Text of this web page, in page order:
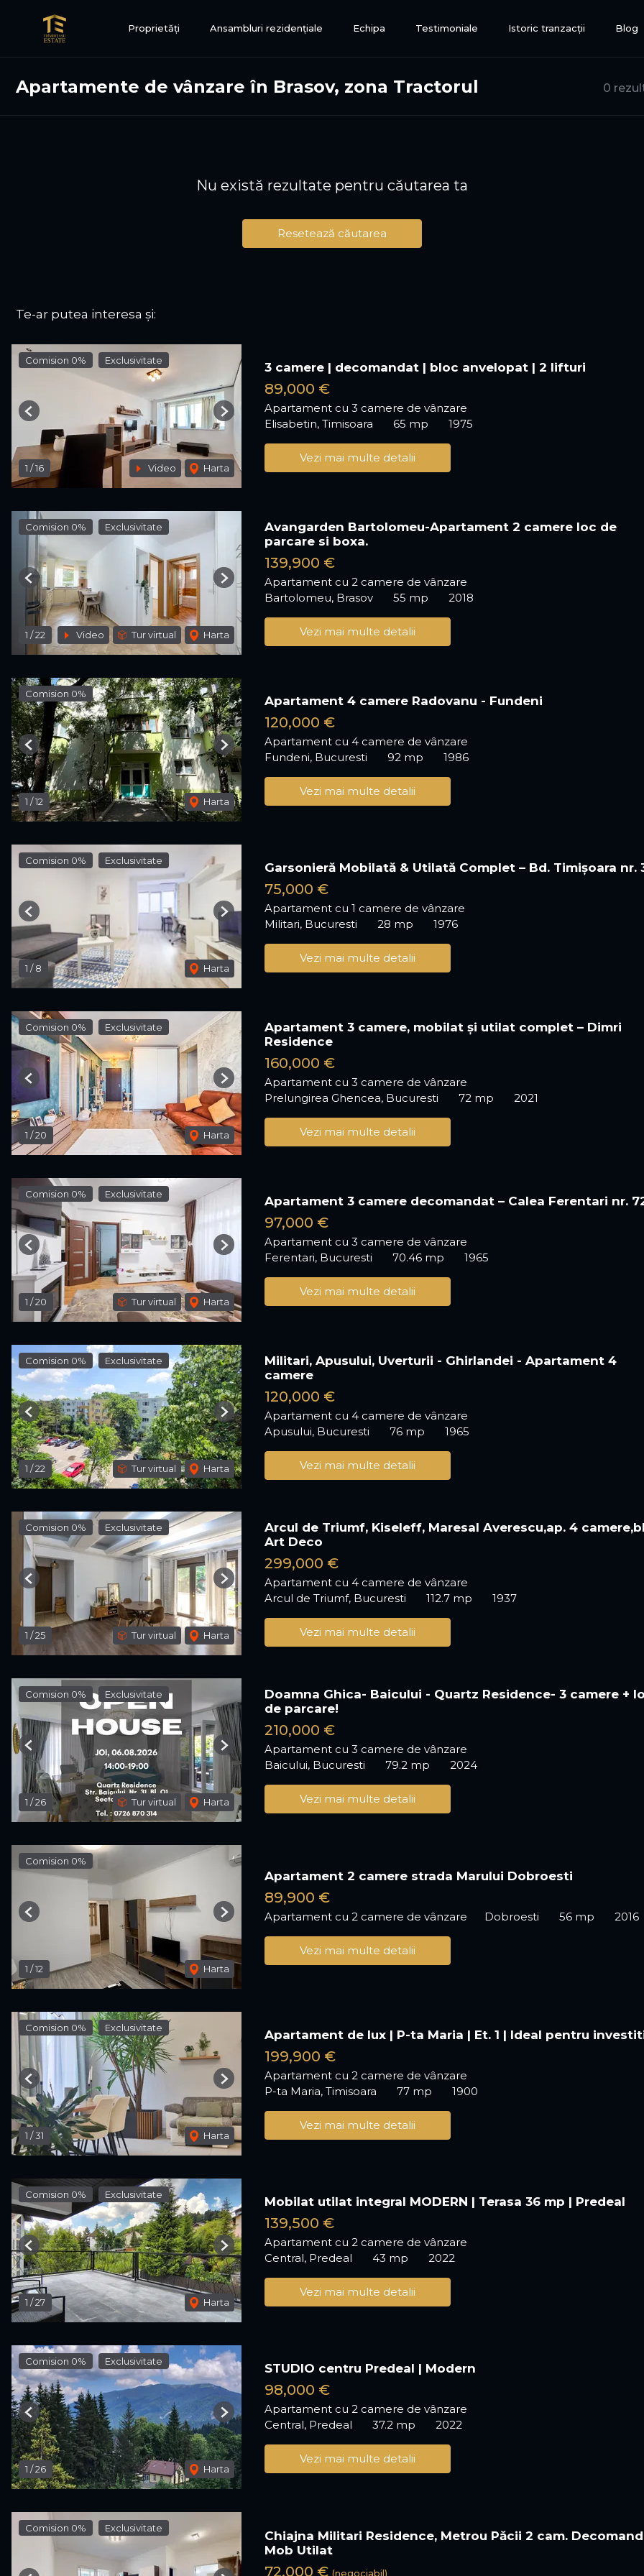
Proprietăți Ansambluri rezidențiale Echipa Testimoniale Istoric tranzacții Blog
0
Apartamente de vânzare în Brasov, zona Tractorul
Nu există rezultate pentru căutarea ta
Resetează căutarea
Te-ar putea interesa și:
Comision 0% Exclusivitate
1 /16 Video Harta
Previous Next
3 camere | decomandat | bloc anvelopat | 2 lifturi
89,000 €
Apartament cu 3 camere de vânzare
Elisabetin, Timisoara
65 mp 1975
Vezi mai multe detalii
Comision 0% Exclusivitate
1 /22 Video Tur virtual Harta
Previous Next
Avangarden Bartolomeu-Apartament 2 camere loc de
parcare si boxa.
139,900 €
Apartament cu 2 camere de vânzare
Bartolomeu, Brasov
55 mp 2018
Vezi mai multe detalii
Comision 0%
1 /12 Harta
Previous Next
Apartament 4 camere Radovanu - Fundeni
120,000 €
Apartament cu 4 camere de vânzare
Fundeni, Bucuresti
92 mp 1986
Vezi mai multe detalii
Comision 0% Exclusivitate
1 /8 Harta
Previous Next
Garsonieră Mobilată & Utilată Complet – Bd. Timișoara nr.
75,000 €
Apartament cu 1 camere de vânzare
Militari, Bucuresti
28 mp 1976
Vezi mai multe detalii
Comision 0% Exclusivitate
1 /20 Harta
Previous Next
Apartament 3 camere, mobilat și utilat complet – Dimri
Residence
160,000 €
Apartament cu 3 camere de vânzare
Prelungirea Ghencea, Bucuresti
72 mp 2021
Vezi mai multe detalii
Comision 0% Exclusivitate
1 /20 Tur virtual Harta
Previous Next
Apartament 3 camere decomandat – Calea Ferentari nr.
97,000 €
Apartament cu 3 camere de vânzare
Ferentari, Bucuresti
70.46 mp 1965
Vezi mai multe detalii
Comision 0% Exclusivitate
1 /22 Tur virtual Harta
Previous Next
Militari, Apusului, Uverturii - Ghirlandei - Apartament 4
camere
120,000 €
Apartament cu 4 camere de vânzare
Apusului, Bucuresti
76 mp 1965
Vezi mai multe detalii
Comision 0% Exclusivitate
1 /25 Tur virtual Harta
Previous Next
Arcul de Triumf, Kiseleff, Maresal Averescu,ap. 4
Art Deco
299,000 €
Apartament cu 4 camere de vânzare
Arcul de Triumf, Bucuresti
112.7 mp 1937
Vezi mai multe detalii
Comision 0% Exclusivitate
1 /26 Tur virtual Harta
Previous Next
Doamna Ghica- Baicului - Quartz Residence- 3 camere +
de parcare!
210,000 €
Apartament cu 3 camere de vânzare
Baicului, Bucuresti
79.2 mp 2024
Vezi mai multe detalii
Comision 0%
1 /12 Harta
Previous Next
Apartament 2 camere strada Marului Dobroesti
89,900 €
Apartament cu 2 camere de vânzare Dobroesti 56 mp 2016
Vezi mai multe detalii
Comision 0% Exclusivitate
1 /31 Harta
Previous Next
Apartament de lux | P-ta Maria | Et. 1 | Ideal pentru
199,900 €
Apartament cu 2 camere de vânzare
P-ta Maria, Timisoara
77 mp 1900
Vezi mai multe detalii
Comision 0% Exclusivitate
1 /27 Harta
Previous Next
Mobilat utilat integral MODERN | Terasa 36 mp | Predeal
139,500 €
Apartament cu 2 camere de vânzare
Central, Predeal
43 mp 2022
Vezi mai multe detalii
Comision 0% Exclusivitate
1 /26 Harta
Previous Next
STUDIO centru Predeal | Modern
98,000 €
Apartament cu 2 camere de vânzare
Central, Predeal
37.2 mp 2022
Vezi mai multe detalii
Comision 0% Exclusivitate
Chiajna Militari Residence, Metrou Păcii 2 cam.
Mob Utilat
72,000 € (negociabil)